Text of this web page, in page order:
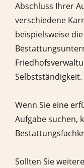
Abschluss Ihrer
verschiedene
beispielsweise
Selbstständigkeit.
Wenn Sie eine
Aufgabe suchen,
Sollten Sie